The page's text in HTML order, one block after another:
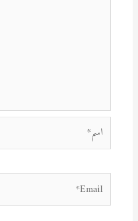
اسم*